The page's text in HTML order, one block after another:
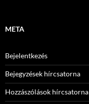
META
Bejelentkezés
Bejegyzések hírcsatorna
Hozzászólások hírcsatorna